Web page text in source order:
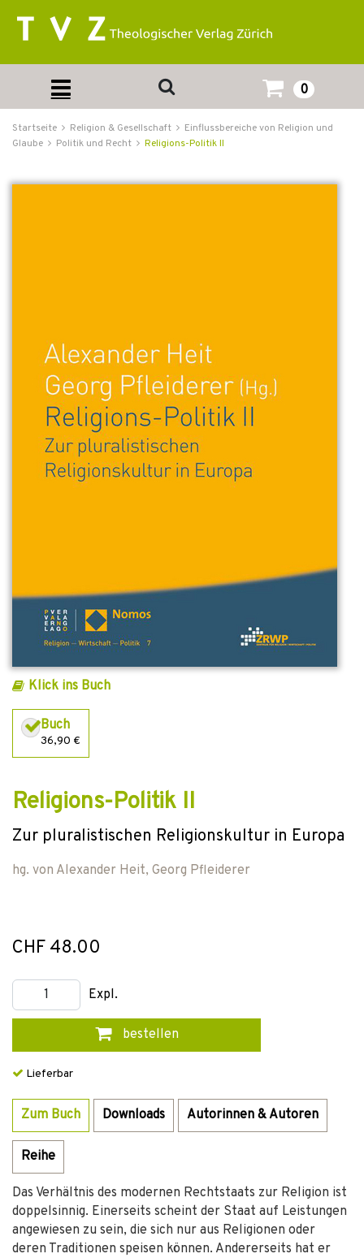
0
Startseite Religion & Gesellschaft
Einflussbereiche von Religion und
Glaube
Politik und Recht Religions-Politik II
Klick ins Buch
Buch
36,90 €
Religions-Politik II
Zur pluralistischen Religionskultur in Europa
hg. von Alexander Heit, Georg Pfleiderer
CHF 48.00
Expl.
bestellen
Lieferbar
Zum Buch Downloads Autorinnen & Autoren
Reihe
Das Verhältnis des modernen Rechtstaats zur Religion ist
doppelsinnig. Einerseits scheint der Staat auf Leistungen
angewiesen zu sein, die sich nur aus Religionen oder
deren Traditionen speisen können. Andererseits hat er